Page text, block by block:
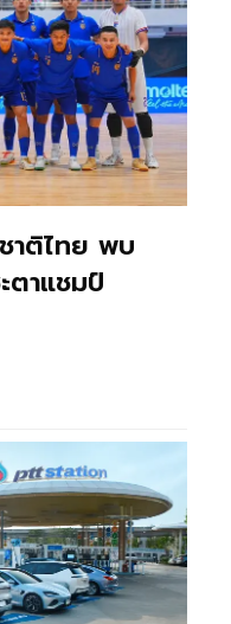
ติไทย พบ
าแชมป์